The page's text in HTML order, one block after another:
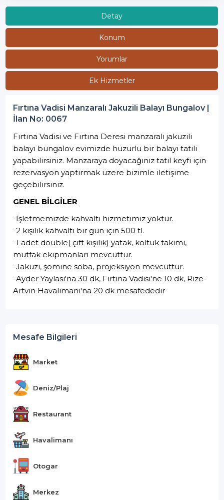
Detay
Konum
Yorumlar
Ek Hizmetler
Fırtına Vadisi Manzaralı Jakuzili Balayı Bungalov |
İlan No: 0067
Fırtına Vadisi ve Fırtına Deresi manzaralı jakuzili
balayı bungalov evimizde huzurlu bir balayı tatili
yapabilirsiniz. Manzaraya doyacağınız tatil keyfi için
rezervasyon yaptırmak üzere bizimle iletişime
geçebilirsiniz.
GENEL BİLGİLER
-İşletmemizde kahvaltı hizmetimiz yoktur.
-2 kişilik kahvaltı bir gün için 500 tl.
-1 adet double( çift kişilik) yatak, koltuk takımı,
mutfak ekipmanları mevcuttur.
-Jakuzi, şömine soba, projeksiyon mevcuttur.
-Ayder Yaylası'na 30 dk, Fırtına Vadisi'ne 10 dk, Rize-
Artvin Havalimanı'na 20 dk mesafededir
Mesafe Bilgileri
Market
Deniz/Plaj
Restaurant
Havalimanı
Otogar
Merkez